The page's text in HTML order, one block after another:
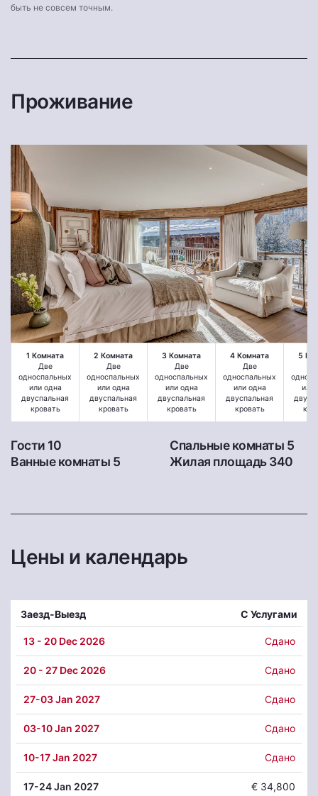
быть не совсем точным.
Проживание
1 Комната
Две
односпальных
или одна
двуспальная
кровать
2 Комната
Две
односпальных
или одна
двуспальная
кровать
3 Комната
Две
односпальных
или одна
двуспальная
кровать
4 Комната
Две
односпальных
или одна
двуспальная
кровать
5
или
Гости 10
Спальные комнаты 5
Ванные комнаты 5
Жилая площадь 340
Цены и календарь
Заезд-Выезд С Услугами
13- 20 Dec 2026 Сдано
20- 27 Dec 2026 Сдано
27-03 Jan 2027 Сдано
03-10 Jan 2027 Сдано
10-17 Jan 2027 Сдано
17-24 Jan 2027 € 34,800